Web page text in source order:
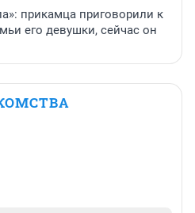
прикамца приговорили к
его девушки, сейчас он